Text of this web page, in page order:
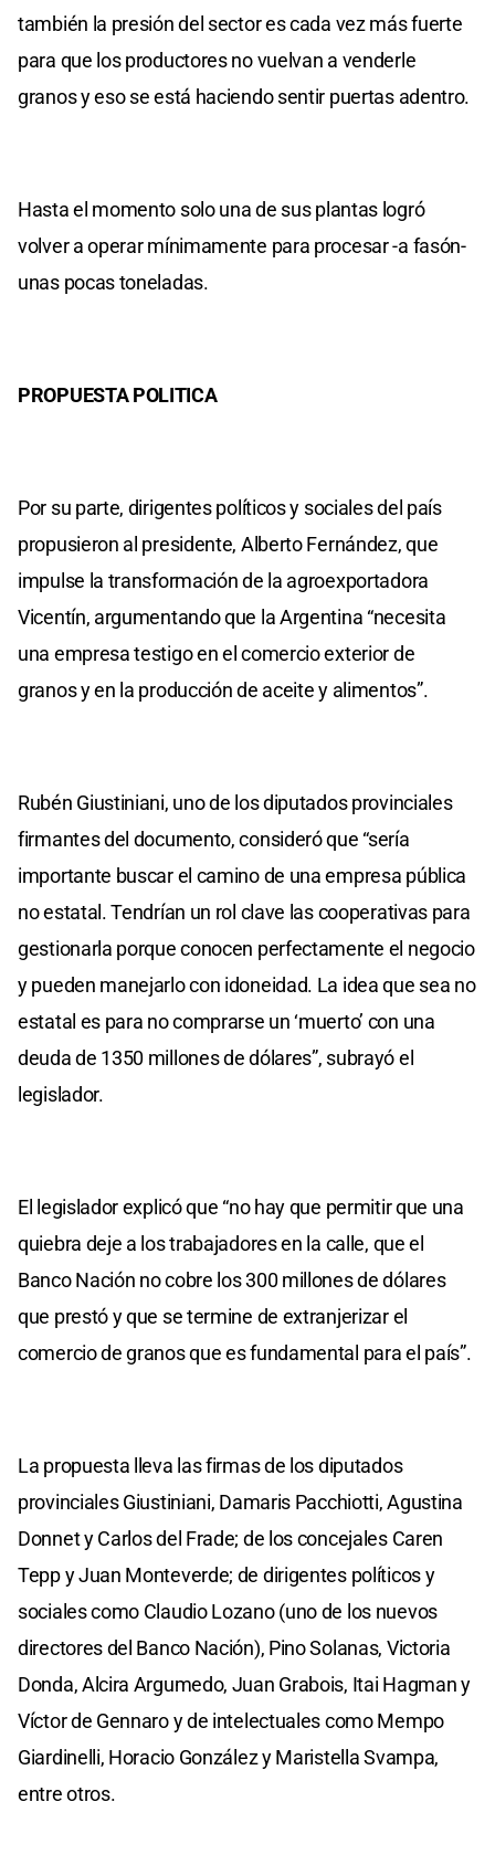
también la presión del sector es cada vez más fuerte
para que los productores no vuelvan a venderle
granos y eso se está haciendo sentir puertas adentro.
Hasta el momento solo una de sus plantas logró
volver a operar mínimamente para procesar -a fasón-
unas pocas toneladas.
PROPUESTA POLITICA
Por su parte, dirigentes políticos y sociales del país
propusieron al presidente, Alberto Fernández, que
impulse la transformación de la agroexportadora
Vicentín, argumentando que la Argentina “necesita
una empresa testigo en el comercio exterior de
granos y en la producción de aceite y alimentos”.
Rubén Giustiniani, uno de los diputados provinciales
firmantes del documento, consideró que “sería
importante buscar el camino de una empresa pública
no estatal. Tendrían un rol clave las cooperativas para
gestionarla porque conocen perfectamente el negocio
y pueden manejarlo con idoneidad. La idea que sea no
estatal es para no comprarse un ‘muerto’ con una
deuda de 1350 millones de dólares”, subrayó el
legislador.
El legislador explicó que “no hay que permitir que una
quiebra deje a los trabajadores en la calle, que el
Banco Nación no cobre los 300 millones de dólares
que prestó y que se termine de extranjerizar el
comercio de granos que es fundamental para el país”.
La propuesta lleva las firmas de los diputados
provinciales Giustiniani, Damaris Pacchiotti, Agustina
Donnet y Carlos del Frade; de los concejales Caren
Tepp y Juan Monteverde; de dirigentes políticos y
sociales como Claudio Lozano (uno de los nuevos
directores del Banco Nación), Pino Solanas, Victoria
Donda, Alcira Argumedo, Juan Grabois, Itai Hagman y
Víctor de Gennaro y de intelectuales como Mempo
Giardinelli, Horacio González y Maristella Svampa,
entre otros.